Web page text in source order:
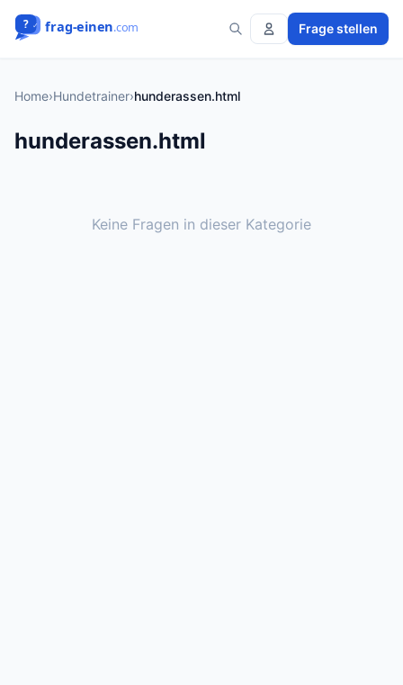
Frage stellen
Home›Hundetrainer›hunderassen.html
hunderassen.html
Keine Fragen in dieser Kategorie